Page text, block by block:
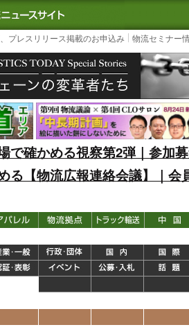
｜国内最大の物流ニュースサイト
3PL, SCM
プレスリリース掲載のお申込み 物流セミナー
で確かめる視察第2弾｜参加
る【物流広報連絡会議】｜会